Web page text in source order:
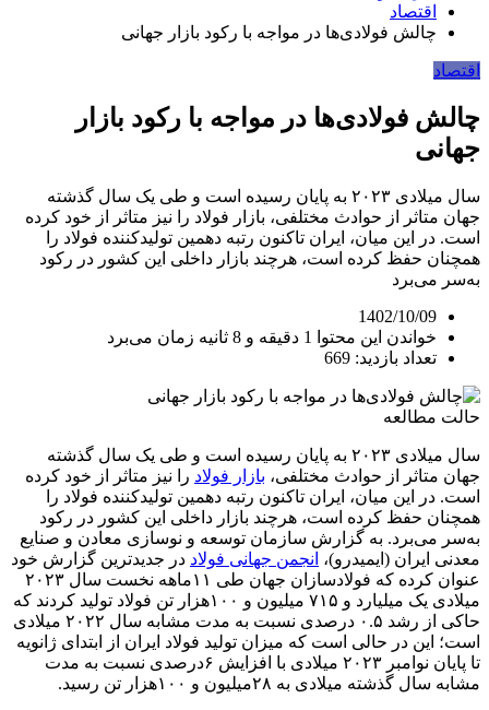
اقتصاد
چالش‌ فولادی‌ها در مواجه با رکود بازار جهانی
اقتصاد
چالش‌ فولادی‌ها در مواجه با رکود بازار
جهانی
سال میلادی ۲۰۲۳ به پایان رسیده است و طی یک سال گذشته
جهان متاثر از حوادث مختلفی، بازار فولاد را نیز متاثر از خود کرده
است. در این میان، ایران تاکنون رتبه دهمین تولیدکننده فولاد را
همچنان حفظ کرده است، هرچند بازار داخلی این کشور در رکود
به‌سر می‌برد
1402/10/09
خواندن این محتوا 1 دقیقه و 8 ثانیه زمان می‌برد
تعداد بازدید: 669
حالت مطالعه
سال میلادی ۲۰۲۳ به پایان رسیده است و طی یک سال گذشته
جهان متاثر از حوادث مختلفی، بازار فولاد را نیز متاثر از خود کرده
است. در این میان، ایران تاکنون رتبه دهمین تولیدکننده فولاد را
همچنان حفظ کرده است، هرچند بازار داخلی این کشور در رکود
به‌سر می‌برد. به گزارش سازمان توسعه و نوسازی معادن و صنایع
معدنی ایران (ایمیدرو)، انجمن جهانی فولاد در جدیدترین گزارش خود
عنوان کرده که فولادسازان جهان طی ۱۱ماهه نخست سال ۲۰۲۳
میلادی یک میلیارد و ۷۱۵ میلیون و ۱۰۰‌هزار تن فولاد تولید کردند که
حاکی از رشد ۰.۵ درصدی نسبت به مدت مشابه سال ۲۰۲۲ میلادی
است؛ این در حالی است که میزان تولید فولاد ایران از ابتدای ژانویه
تا پایان نوامبر ۲۰۲۳ میلادی با افزایش ۶درصدی نسبت به مدت
مشابه سال گذشته میلادی به ۲۸میلیون و ۱۰۰‌هزار تن رسید.